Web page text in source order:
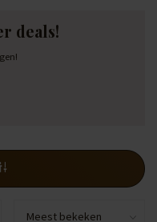
deals!